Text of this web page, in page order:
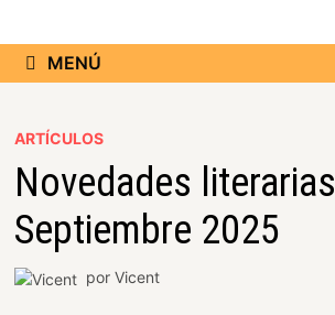
MENÚ
ARTÍCULOS
Novedades literarias
Septiembre 2025
por Vicent